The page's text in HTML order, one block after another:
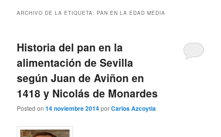
ARCHIVO DE LA ETIQUETA: PAN EN LA EDAD MEDIA
Historia del pan en la
alimentación de Sevilla
según Juan de Aviñon en
1418 y Nicolás de Monardes
Posted on14 noviembre 2014porCarlos Azcoytia